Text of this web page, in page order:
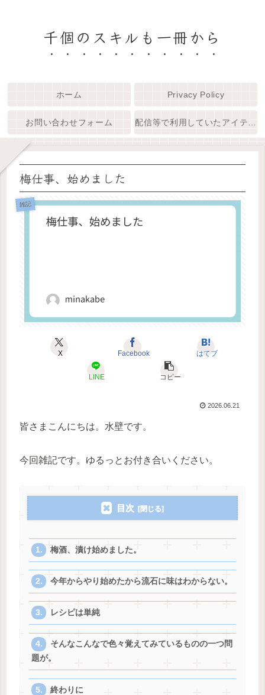
千個のスキルも一冊から
ホーム Privacy Policy
お問い合わせフォーム
梅仕事、始めました
雑記
X Facebook はてブ
LINE コピー
2026.06.21
皆さまこんにちは。水壁です。
今回雑記です。ゆるっとお付き合いください。
目次
梅酒、漬け始めました。
今年からやり始めたから流石に味はわからない。
レシピは単純
そんなこんなで色々覚えてみているものの一つ問
題が。
終わりに